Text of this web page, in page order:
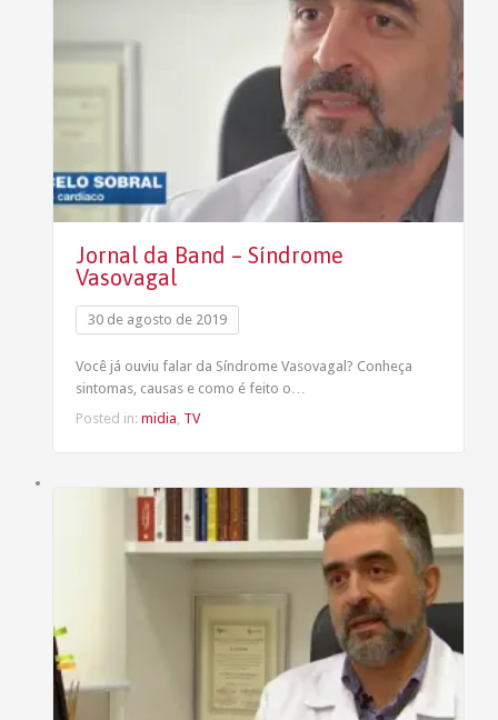
Jornal da Band – Síndrome
Vasovagal
30 de agosto de 2019
Você já ouviu falar da Síndrome Vasovagal? Conheça
sintomas, causas e como é feito o…
Posted in: midia TV